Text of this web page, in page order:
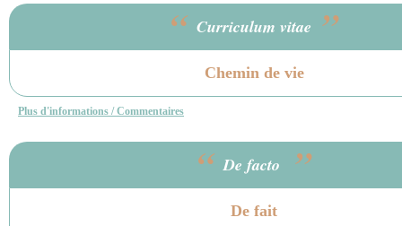
“ Curriculum vitae ”
Chemin de vie
Plus d'informations / Commentaires
“ De facto ”
De fait